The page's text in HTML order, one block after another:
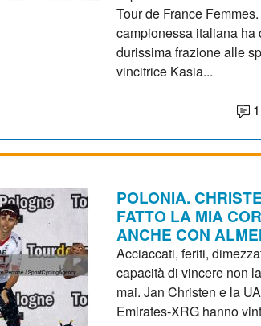
Tour de France
campionessa italiana ha
durissima frazione alle
vincitrice Kasia...
1
POLONIA.
FATTO LA MIA
ANCHE CON
Acciaccati, feriti,
capacità di vincere non
mai. Jan Christen e la
Emirates-XRG hanno